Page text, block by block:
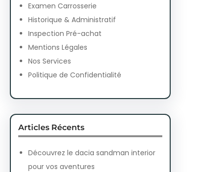
Examen Carrosserie
Historique & Administratif
Inspection Pré-achat
Mentions Légales
Nos Services
Politique de Confidentialité
Articles Récents
Découvrez le dacia sandman interior
pour vos aventures